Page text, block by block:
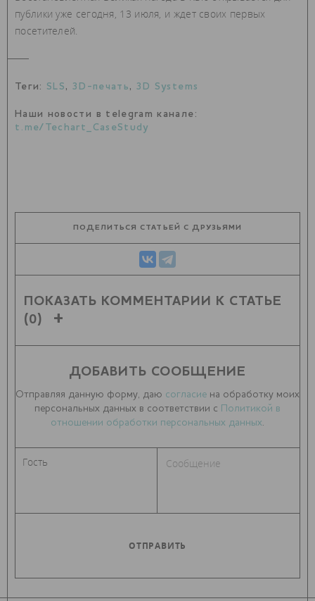
публики уже сегодня, 13 июля, и ждет своих первых
посетителей.
Теги: SLS , 3D-печать , 3D Systems
Наши новости в telegram канале:
t.me/Techart_CaseStudy
ПОДЕЛИТЬСЯ СТАТЬЕЙ С ДРУЗЬЯМИ
ПОКАЗАТЬ КОММЕНТАРИИ К СТАТЬЕ
(0)
ДОБАВИТЬ СООБЩЕНИЕ
Отправляя данную форму, даю согласие на обработку моих
персональных данных в соответствии с
Политикой в
отношении обработки персональных данных.